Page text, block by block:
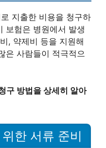
지출한 비용을 청구하
보험은 병원에서 발생
, 약제비 등을 지원해
은 사람들이 적극적으
구 방법을 상세히 알아
한 서류 준비